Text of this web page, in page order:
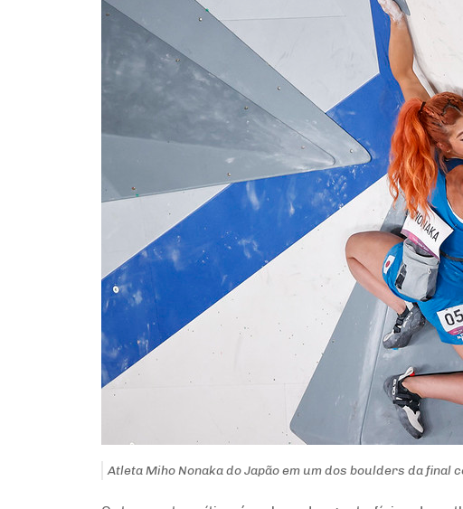
Atleta Miho Nonaka do Japão em um dos boulders da final